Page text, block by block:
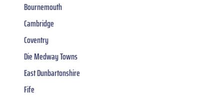
Bournemouth
Cambridge
Coventry
Die Medway Towns
East Dunbartonshire
Fife